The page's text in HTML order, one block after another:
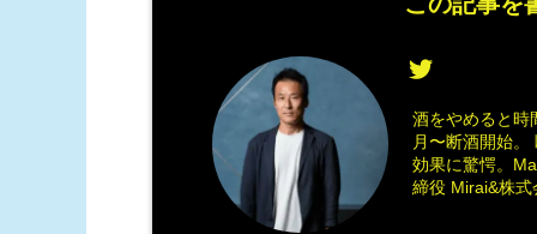
酒をやめると時
月〜断酒開始
効果に驚愕。
締役 Mirai&株